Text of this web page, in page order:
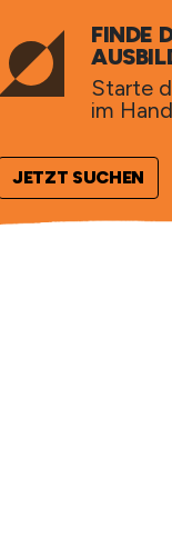
FINDE
Starte
im
JETZT SUCHEN